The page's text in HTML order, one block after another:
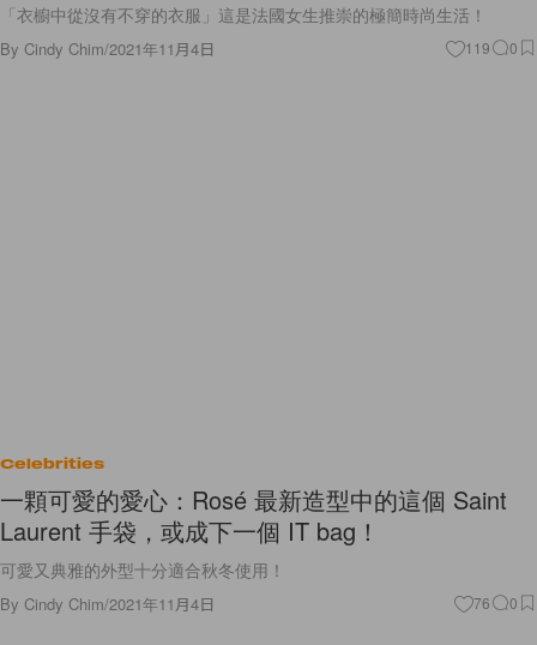
「衣櫥中從沒有不穿的衣服」這是法國女生推崇的極簡時尚生活！
By Cindy Chim/2021年11月4日 119 0
Celebrities
一顆可愛的愛心：Rosé 最新造型中的這個 Saint
Laurent 手袋，或成下一個 IT bag！
可愛又典雅的外型十分適合秋冬使用！
By Cindy Chim/2021年11月4日 76 0